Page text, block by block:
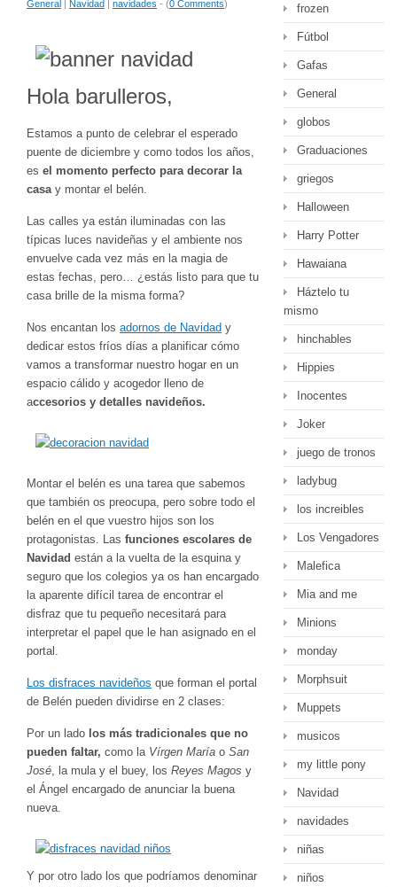
General Navidad navidades - (0 Comments)
Hola barulleros,
Estamos a punto de celebrar el esperado
puente de diciembre y como todos los años,
es el momento perfecto para decorar la
casay montar el belén.
Las calles ya están iluminadas con las
típicas luces navideñas y el ambiente nos
envuelve cada vez más en la magia de
estas fechas, pero… ¿estás listo para que tu
casa brille de la misma forma?
Nos encantan los adornos de Navidad y
dedicar estos fríos días a planificar cómo
vamos a transformar nuestro hogar en un
espacio cálido y acogedor lleno de
accesorios y detalles navideños.
Montar el belén es una tarea que sabemos
que también os preocupa, pero sobre todo el
belén en el que vuestro hijos son los
protagonistas. Las funciones escolares de
Navidad están a la vuelta de la esquina y
seguro que los colegios ya os han encargado
la aparente difícil tarea de encontrar el
disfraz que tu pequeño necesitará para
interpretar el papel que le han asignado en el
portal.
Los disfraces navideños que forman el portal
de Belén pueden dividirse en 2 clases:
Por un lado los más tradicionales que no
pueden faltar, como la Vírgen María o San
José, la mula y el buey, los Reyes Magos y
el Ángel encargado de anunciar la buena
nueva.
Y por otro lado los que podríamos denominar
frozen
Fútbol
Gafas
General
globos
Graduaciones
griegos
Halloween
Harry Potter
Hawaiana
Háztelo tu
mismo
hinchables
Hippies
Inocentes
Joker
juego de tronos
ladybug
los increibles
Los Vengadores
Malefica
Mia and me
Minions
monday
Morphsuit
Muppets
musicos
my little pony
Navidad
navidades
niñas
niños